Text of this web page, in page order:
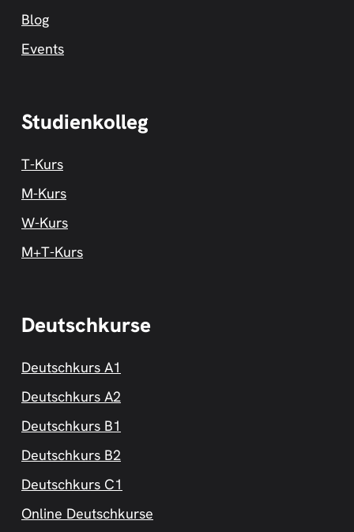
Blog
Events
Studienkolleg
T-Kurs
M-Kurs
W-Kurs
M+T-Kurs
Deutschkurse
Deutschkurs A1
Deutschkurs A2
Deutschkurs B1
Deutschkurs B2
Deutschkurs C1
Online Deutschkurse